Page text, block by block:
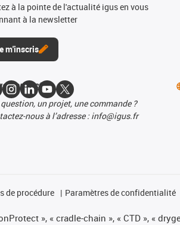
à la pointe de l'actualité igus en vous
à la newsletter
m'inscris
contacter
question, un projet, une commande ?
nous à l’adresse : info@igus.fr
de procédure Paramètres de confidentialité
», « cradle-chain », « CTD », «